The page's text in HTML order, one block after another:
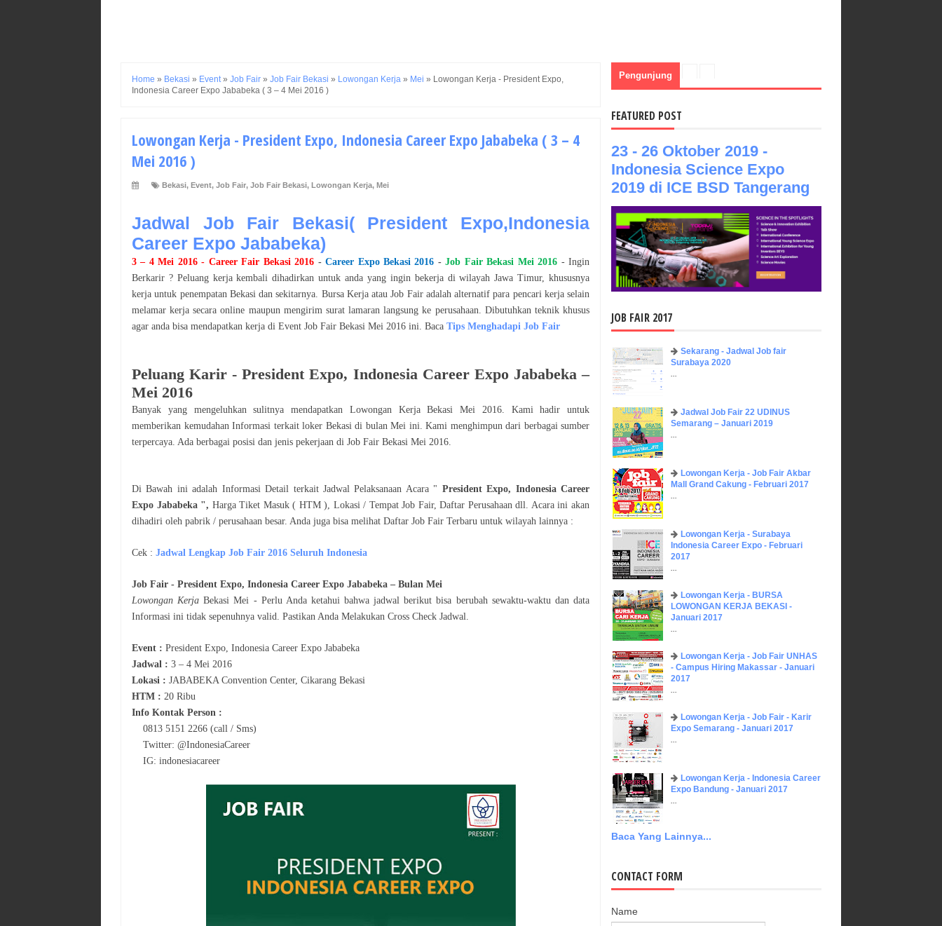
Home » Bekasi » Event» Job Fair » Job Fair Bekasi » Lowongan Kerja » Mei » Lowongan Kerja - President Expo,
Indonesia Career Expo Jababeka ( 3 – 4 Mei 2016 )
Lowongan Kerja - President Expo, Indonesia Career Expo Jababeka ( 3 – 4
Mei 2016 )
Bekasi, Event, Job Fair, Job Fair Bekasi, Lowongan Kerja, Mei
Jadwal Job Fair Bekasi( President Expo,Indonesia
Career Expo Jababeka)
3 – 4 Mei 2016- Career Fair Bekasi 2016 -Career Expo Bekasi 2016 -Job FairBekasi Mei 2016 - Ingin
Berkarir ? Peluang kerja kembali dihadirkan untuk anda yang ingin bekerja di wilayah Jawa Timur, khususnya
kerja untuk penempatan Bekasidan sekitarnya. Bursa Kerja atau Job Fair adalah alternatif para pencari kerja selain
melamar kerja secara online maupun mengirim surat lamaran langsung ke perusahaan. Dibutuhkan teknik khusus
agar anda bisa mendapatkan kerja di Event Job Fair Bekasi Mei 2016 ini. Baca Tips Menghadapi Job Fair
Peluang Karir -President Expo, Indonesia Career Expo Jababeka–
Mei 2016
Banyak yang mengeluhkan sulitnya mendapatkan Lowongan KerjaBekasi Mei 2016. Kami hadir untuk
memberikan kemudahan Informasi terkait loker Bekasidi bulan Mei ini. Kami menghimpun dari berbagai sumber
terpercaya. Ada berbagai posisi dan jenis pekerjaan di Job Fair Bekasi Mei 2016.
Di Bawah ini adalah Informasi Detail terkait Jadwal Pelaksanaan Acara " President Expo, Indonesia Career
Expo Jababeka", Harga Tiket Masuk ( HTM ), Lokasi / Tempat Job Fair, Daftar Perusahaan dll. Acara ini akan
dihadiri oleh pabrik / perusahaan besar. Anda juga bisa melihat Daftar Job Fair Terbaru untuk wilayah lainnya :
Cek : Jadwal Lengkap Job Fair 2016 Seluruh Indonesia
Job Fair - President Expo, Indonesia Career Expo Jababeka – Bulan Mei
Lowongan KerjaBekasi Mei - Perlu Anda ketahui bahwa jadwal berikut bisa berubah sewaktu-waktu dan data
Informasi ini tidak sepenuhnya valid. Pastikan Anda Melakukan Cross Check Jadwal.
Event : President Expo, Indonesia Career Expo Jababeka
Jadwal : 3 – 4 Mei 2016
Lokasi : JABABEKA Convention Center, Cikarang Bekasi
HTM : 20 Ribu
Info Kontak Person :
0813 5151 2266 (call / Sms)
Twitter: @IndonesiaCareer
IG: indonesiacareer
Pengunjung
FEATURED POST
23 - 26 Oktober 2019 -
Indonesia Science Expo
2019 di ICE BSD Tangerang
JOB FAIR 2017
Sekarang - Jadwal Job fair
Surabaya 2020
...
Jadwal Job Fair 22 UDINUS
Semarang – Januari 2019
...
Lowongan Kerja - Job Fair ​Akbar ​
Mall Grand Cakung - Februari 2017
...
Lowongan Kerja - Surabaya
Indonesia Career Expo - Februari
2017
...
Lowongan Kerja - BURSA
LOWONGAN KERJA BEKASI -
Januari 2017
...
Lowongan Kerja - Job Fair UNHAS
- Campus Hiring Makassar - Januari
2017
...
Lowongan Kerja - Job Fair - Karir
Expo Semarang - Januari 2017
...
Lowongan Kerja - Indonesia Career
Expo Bandung - Januari 2017
...
Baca Yang Lainnya...
CONTACT FORM
Name